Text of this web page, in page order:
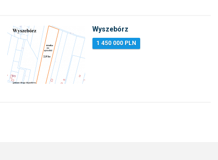
Wyszebórz
1 450 000 PLN